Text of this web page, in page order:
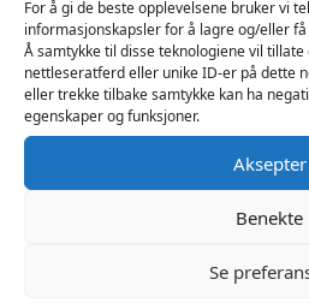
For å gi de beste opplevelsene bruker vi
informasjonskapsler for å lagre og/eller
Å samtykke til disse teknologiene vil
nettleseratferd eller unike ID-er på dette
eller trekke tilbake samtykke kan ha
egenskaper og funksjoner.
Aksepter
Benekte
Se
Resultatet av
linjalen (tommer / cm) som er
for din bekvemmelighet.
BRUTUS Penis Cylinder er
• Nybegynner: 9 x 2 tommer
• Viderekommen: 9 x 2,5